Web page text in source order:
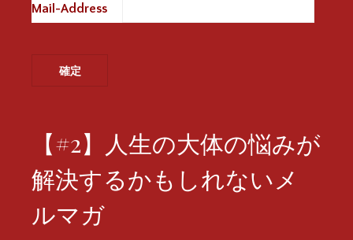
Mail-Address
【#2】人生の大体の悩みが
解決するかもしれないメ
ルマガ